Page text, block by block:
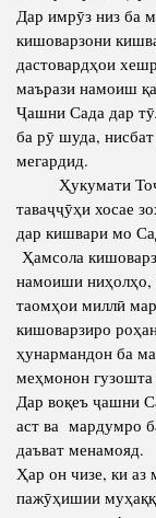
Дар имрӯз низ ба
кишоварзони
дастовардҳои
маърази намоиш
Ҷашни Сада дар
ба рӯ шуда,
мегардид.
Ҳукумати
таваҷҷӯҳи хосае
дар кишвари мо
Ҳамсола
намоиши ниҳолҳо,
таомҳои миллӣ
кишоварзиро
ҳунармандон ба
меҳмонон
Дар воқеъ ҷашни
аст ва мардумро
даъват менамояд.
Ҳар он чизе, ки аз
пажӯҳишии